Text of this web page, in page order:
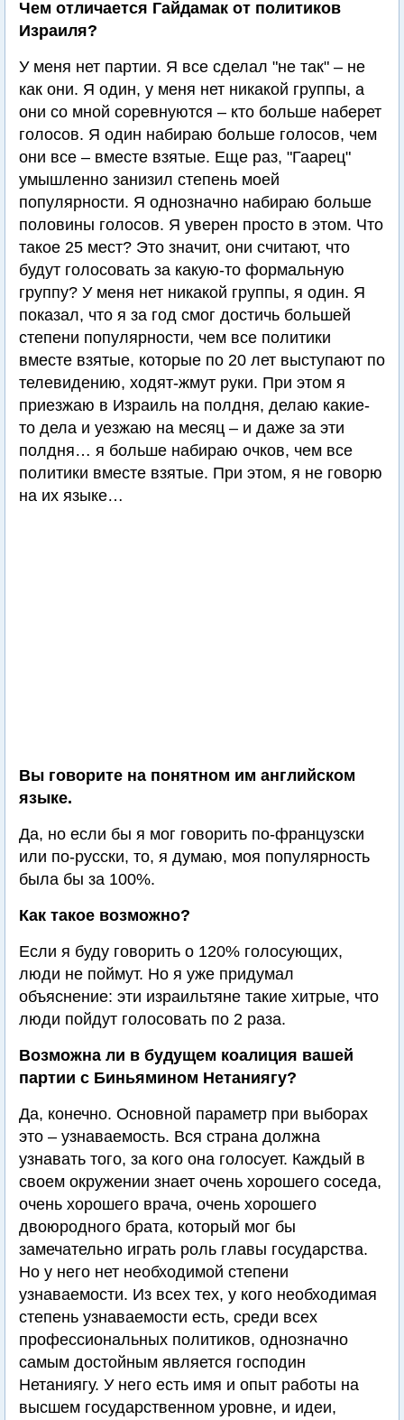
Чем отличается Гайдамак от политиков
Израиля?
У меня нет партии. Я все сделал "не так" – не
как они. Я один, у меня нет никакой группы, а
они со мной соревнуются – кто больше наберет
голосов. Я один набираю больше голосов, чем
они все – вместе взятые. Еще раз, "Гаарец"
умышленно занизил степень моей
популярности. Я однозначно набираю больше
половины голосов. Я уверен просто в этом. Что
такое 25 мест? Это значит, они считают, что
будут голосовать за какую-то формальную
группу? У меня нет никакой группы, я один. Я
показал, что я за год смог достичь большей
степени популярности, чем все политики
вместе взятые, которые по 20 лет выступают по
телевидению, ходят-жмут руки. При этом я
приезжаю в Израиль на полдня, делаю какие-
то дела и уезжаю на месяц – и даже за эти
полдня… я больше набираю очков, чем все
политики вместе взятые. При этом, я не говорю
на их языке…
Вы говорите на понятном им английском
языке.
Да, но если бы я мог говорить по-французски
или по-русски, то, я думаю, моя популярность
была бы за 100%.
Как такое возможно?
Если я буду говорить о 120% голосующих,
люди не поймут. Но я уже придумал
объяснение: эти израильтяне такие хитрые, что
люди пойдут голосовать по 2 раза.
Возможна ли в будущем коалиция вашей
партии с Биньямином Нетаниягу?
Да, конечно. Основной параметр при выборах
это – узнаваемость. Вся страна должна
узнавать того, за кого она голосует. Каждый в
своем окружении знает очень хорошего соседа,
очень хорошего врача, очень хорошего
двоюродного брата, который мог бы
замечательно играть роль главы государства.
Но у него нет необходимой степени
узнаваемости. Из всех тех, у кого необходимая
степень узнаваемости есть, среди всех
профессиональных политиков, однозначно
самым достойным является господин
Нетаниягу. У него есть имя и опыт работы на
высшем государственном уровне, и идеи,